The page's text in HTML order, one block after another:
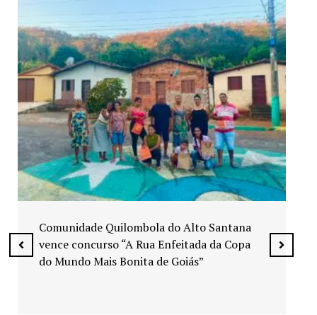
Exposição “Arte em Cores” leva pinturas a
espaços públicos de Senador Canedo